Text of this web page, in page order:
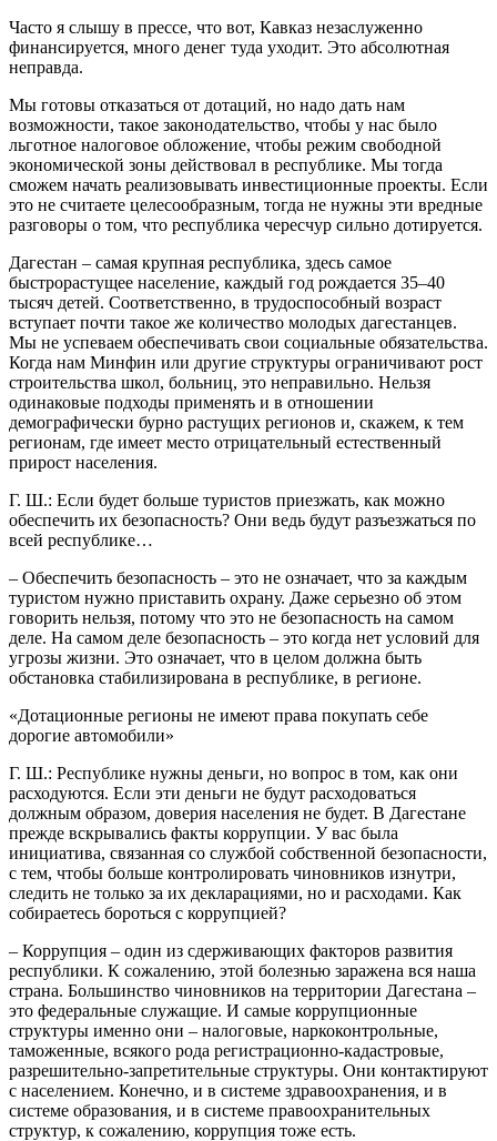
Часто я слышу в прессе, что вот, Кавказ незаслуженно
финансируется, много денег туда уходит. Это абсолютная
неправда.
Мы готовы отказаться от дотаций, но надо дать нам
возможности, такое законодательство, чтобы у нас было
льготное налоговое обложение, чтобы режим свободной
экономической зоны действовал в республике. Мы тогда
сможем начать реализовывать инвестиционные проекты. Если
это не считаете целесообразным, тогда не нужны эти вредные
разговоры о том, что республика чересчур сильно дотируется.
Дагестан – самая крупная республика, здесь самое
быстрорастущее население, каждый год рождается 35–40
тысяч детей. Соответственно, в трудоспособный возраст
вступает почти такое же количество молодых дагестанцев.
Мы не успеваем обеспечивать свои социальные обязательства.
Когда нам Минфин или другие структуры ограничивают рост
строительства школ, больниц, это неправильно. Нельзя
одинаковые подходы применять и в отношении
демографически бурно растущих регионов и, скажем, к тем
регионам, где имеет место отрицательный естественный
прирост населения.
Г. Ш.: Если будет больше туристов приезжать, как можно
обеспечить их безопасность? Они ведь будут разъезжаться по
всей республике…
– Обеспечить безопасность – это не означает, что за каждым
туристом нужно приставить охрану. Даже серьезно об этом
говорить нельзя, потому что это не безопасность на самом
деле. На самом деле безопасность – это когда нет условий для
угрозы жизни. Это означает, что в целом должна быть
обстановка стабилизирована в республике, в регионе.
«Дотационные регионы не имеют права покупать себе
дорогие автомобили»
Г. Ш.: Республике нужны деньги, но вопрос в том, как они
расходуются. Если эти деньги не будут расходоваться
должным образом, доверия населения не будет. В Дагестане
прежде вскрывались факты коррупции. У вас была
инициатива, связанная со службой собственной безопасности,
с тем, чтобы больше контролировать чиновников изнутри,
следить не только за их декларациями, но и расходами. Как
собираетесь бороться с коррупцией?
– Коррупция – один из сдерживающих факторов развития
республики. К сожалению, этой болезнью заражена вся наша
страна. Большинство чиновников на территории Дагестана –
это федеральные служащие. И самые коррупционные
структуры именно они – налоговые, наркоконтрольные,
таможенные, всякого рода регистрационно-кадастровые,
разрешительно-запретительные структуры. Они контактируют
с населением. Конечно, и в системе здравоохранения, и в
системе образования, и в системе правоохранительных
структур, к сожалению, коррупция тоже есть.